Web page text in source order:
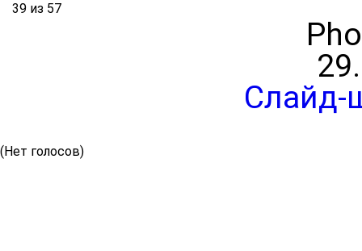
39 из 57
Слайд-
(Нет голосов)